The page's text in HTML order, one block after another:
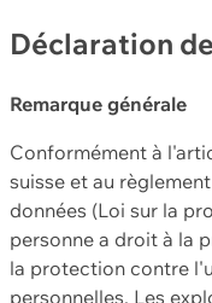
Déclaration
Remarque générale
Conformément à
suisse et au
données (Loi sur la
personne a droit à la
la protection contre
personnelles. Les